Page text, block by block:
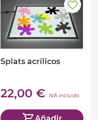
Splats acrílicos
22,00 € IVA incluido